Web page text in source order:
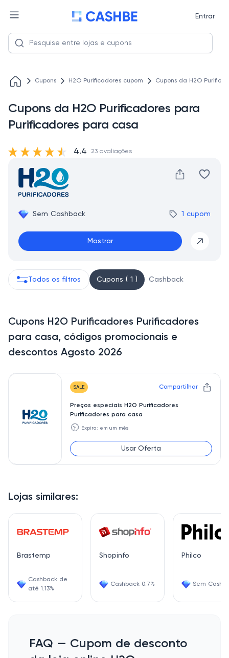
Entrar
Cupons H2O Purificadores cupom Cupons da H2O
Cupons da H2O Purificadores para
Purificadores para casa
Sem Cashback 1 cupom
Mostrar
4.4 23 avaliações
Lojas similares:
Brastemp
Cashback de
até 1.13%
Shopinfo
Cashback 0.7%
Philco
Sem
Todos os filtros Cupons ( 1 ) Cashback
Cupons H2O Purificadores Purificadores
para casa, códigos promocionais e
descontos Agosto 2026
SALE Compartilhar
Preços especiais H2O Purificadores
Purificadores para casa
🕥 Expira: em um mês
Usar Oferta
FAQ — Cupom de desconto